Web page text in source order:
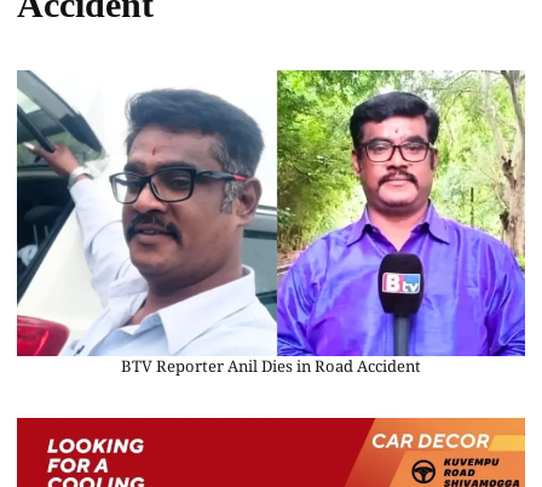
Accident
BTV Reporter Anil Dies in Road Accident